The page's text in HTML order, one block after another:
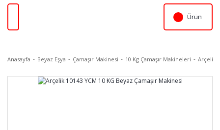
Ürün
Anasayfa Beyaz Eşya Çamaşır Makinesi 10 Kg Çamaşır Makineleri Arçelik